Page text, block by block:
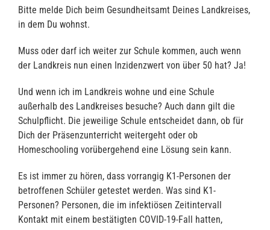
Bitte melde Dich beim Gesundheitsamt Deines Landkreises,
in dem Du wohnst.
Muss oder darf ich weiter zur Schule kommen, auch wenn
der Landkreis nun einen Inzidenzwert von über 50 hat? Ja!
Und wenn ich im Landkreis wohne und eine Schule
außerhalb des Landkreises besuche? Auch dann gilt die
Schulpflicht. Die jeweilige Schule entscheidet dann, ob für
Dich der Präsenzunterricht weitergeht oder ob
Homeschooling vorübergehend eine Lösung sein kann.
Es ist immer zu hören, dass vorrangig K1-Personen der
betroffenen Schüler getestet werden. Was sind K1-
Personen? Personen, die im infektiösen Zeitintervall
Kontakt mit einem bestätigten COVID-19-Fall hatten,